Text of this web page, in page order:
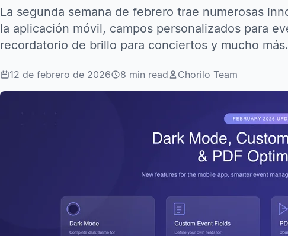
La segunda semana de febrero trae numerosas
la aplicación móvil, campos personalizados para
recordatorio de brillo para conciertos y mucho más.
12 de febrero de 2026 8 min read Chorilo Team